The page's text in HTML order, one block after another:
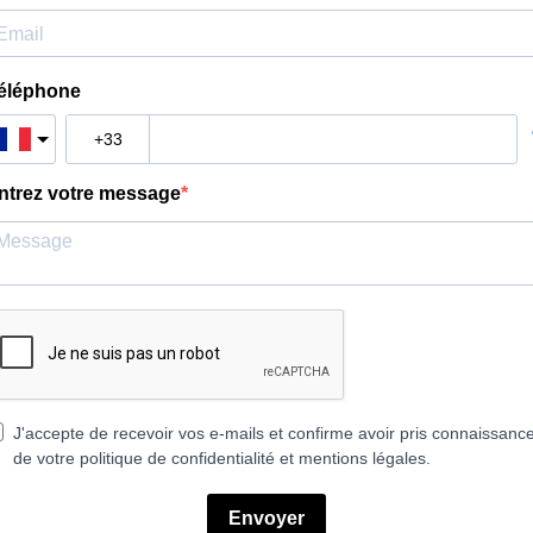
votre message
J'accepte de recevoir vos e-mails et confirme avoir pris
de votre politique de confidentialité et mentions légales.
Envoyer